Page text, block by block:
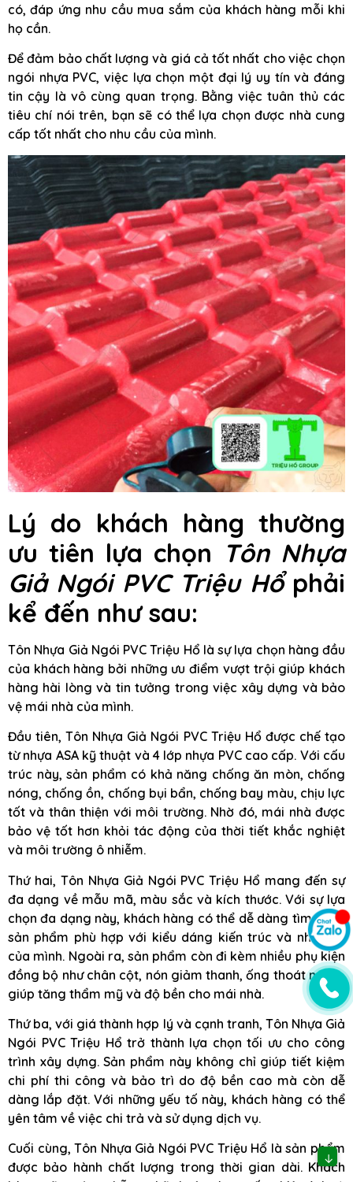
có, đáp ứng nhu cầu mua sắm của khách hàng mỗi khi
họ cần.
Để đảm bảo chất lượng và giá cả tốt nhất cho việc chọn
ngói nhựa PVC, việc lựa chọn một đại lý uy tín và đáng
tin cậy là vô cùng quan trọng. Bằng việc tuân thủ các
tiêu chí nói trên, bạn sẽ có thể lựa chọn được nhà cung
cấp tốt nhất cho nhu cầu của mình.
Lý do khách hàng thường
ưu tiên lựa chọn Tôn Nhựa
Giả Ngói PVC Triệu Hổphải
kể đến như sau:
Tôn Nhựa Giả Ngói PVC Triệu Hổ là sự lựa chọn hàng đầu
của khách hàng bởi những ưu điểm vượt trội giúp khách
hàng hài lòng và tin tưởng trong việc xây dựng và bảo
vệ mái nhà của mình.
Đầu tiên, Tôn Nhựa Giả Ngói PVC Triệu Hổ được chế tạo
từ nhựa ASA kỹ thuật và 4 lớp nhựa PVC cao cấp. Với cấu
trúc này, sản phẩm có khả năng chống ăn mòn, chống
nóng, chống ồn, chống bụi bẩn, chống bay màu, chịu lực
tốt và thân thiện với môi trường. Nhờ đó, mái nhà được
bảo vệ tốt hơn khỏi tác động của thời tiết khắc nghiệt
và môi trường ô nhiễm.
Thứ hai, Tôn Nhựa Giả Ngói PVC Triệu Hổ mang đến sự
đa dạng về mẫu mã, màu sắc và kích thước. Với sự lựa
chọn đa dạng này, khách hàng có thể dễ dàng tìm được
sản phẩm phù hợp với kiểu dáng kiến trúc và nhu cầu
của mình. Ngoài ra, sản phẩm còn đi kèm nhiều phụ kiện
đồng bộ như chân cột, nón giảm thanh, ống thoát nước…
giúp tăng thẩm mỹ và độ bền cho mái nhà.
Thứ ba, với giá thành hợp lý và cạnh tranh, Tôn Nhựa Giả
Ngói PVC Triệu Hổ trở thành lựa chọn tối ưu cho công
trình xây dựng. Sản phẩm này không chỉ giúp tiết kiệm
chi phí thi công và bảo trì do độ bền cao mà còn dễ
dàng lắp đặt. Với những yếu tố này, khách hàng có thể
yên tâm về việc chi trả và sử dụng dịch vụ.
Cuối cùng, Tôn Nhựa Giả Ngói PVC Triệu Hổ là sản phẩm
được bảo hành chất lượng trong thời gian dài. Khách
↓